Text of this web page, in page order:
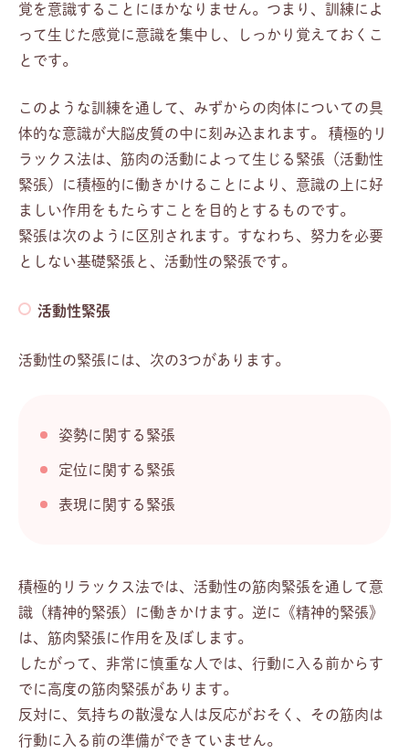
覚を意識することにほかなりません。つまり、訓練によ
って生じた感覚に意識を集中し、しっかり覚えておくこ
とです。
このような訓練を通して、みずからの肉体についての具
体的な意識が大脳皮質の中に刻み込まれます。 積極的リ
ラックス法は、筋肉の活動によって生じる緊張（活動性
緊張）に積極的に働きかけることにより、意識の上に好
ましい作用をもたらすことを目的とするものです。
緊張は次のように区別されます。すなわち、努力を必要
としない基礎緊張と、活動性の緊張です。
活動性緊張
活動性の緊張には、次の3つがあります。
姿勢に関する緊張
定位に関する緊張
表現に関する緊張
積極的リラックス法では、活動性の筋肉緊張を通して意
識（精神的緊張）に働きかけます。逆に《精神的緊張》
は、筋肉緊張に作用を及ぼします。
したがって、非常に慎重な人では、行動に入る前からす
でに高度の筋肉緊張があります。
反対に、気持ちの散漫な人は反応がおそく、その筋肉は
行動に入る前の準備ができていません。